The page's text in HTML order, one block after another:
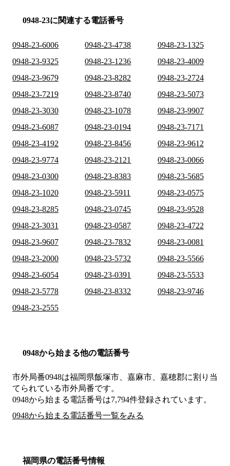
0948-23に関連する電話番号
0948-23-6006 0948-23-4738
0948-23-1325
0948-23-9325
0948-23-1236
0948-23-4009
0948-23-9679
0948-23-8282
0948-23-2724
0948-23-7219
0948-23-8740
0948-23-5073
0948-23-3030
0948-23-1078
0948-23-9907
0948-23-6087
0948-23-0194
0948-23-7171
0948-23-4192
0948-23-8456
0948-23-9612
0948-23-9774
0948-23-2121
0948-23-0066
0948-23-0300
0948-23-8383
0948-23-5685
0948-23-1020
0948-23-5911
0948-23-0575
0948-23-8285
0948-23-0745
0948-23-9528
0948-23-3031
0948-23-0587
0948-23-4722
0948-23-9607
0948-23-7832
0948-23-0081
0948-23-2000
0948-23-5732
0948-23-5566
0948-23-6054
0948-23-0391
0948-23-5533
0948-23-5778
0948-23-8332
0948-23-9746
0948-23-2555
0948から始まる他の電話番号
市外局番0948は福岡県飯塚市、嘉麻市、嘉穂郡に割り当
てられている市外局番です。
0948から始まる電話番号は7,794件登録されています。
0948から始まる電話番号一覧をみる
福岡県の電話番号情報